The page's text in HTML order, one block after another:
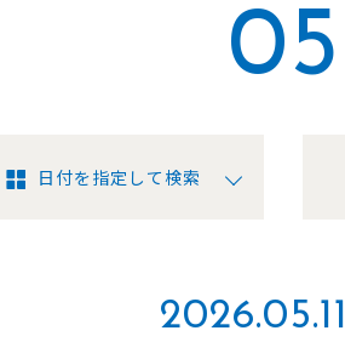
05
日付を指定して検索
2026.05.11